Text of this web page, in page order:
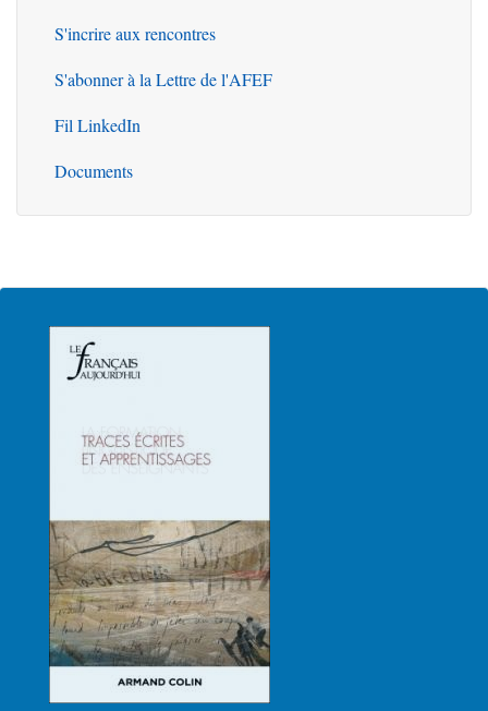
S'incrire aux rencontres
S'abonner à la Lettre de l'AFEF
Fil LinkedIn
Documents